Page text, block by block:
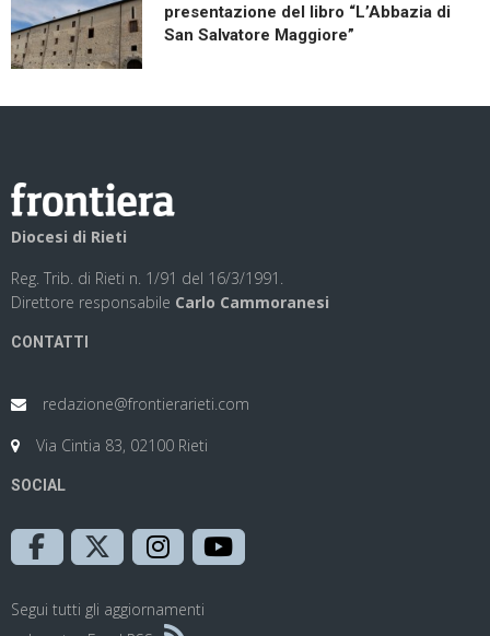
presentazione del libro “L’Abbazia di
San Salvatore Maggiore”
Diocesi di Rieti
Reg. Trib. di Rieti n. 1/91 del 16/3/1991.
Direttore responsabile Carlo Cammoranesi
CONTATTI
redazione@frontierarieti.com
Via Cintia 83, 02100 Rieti
SOCIAL
Segui tutti gli aggiornamenti